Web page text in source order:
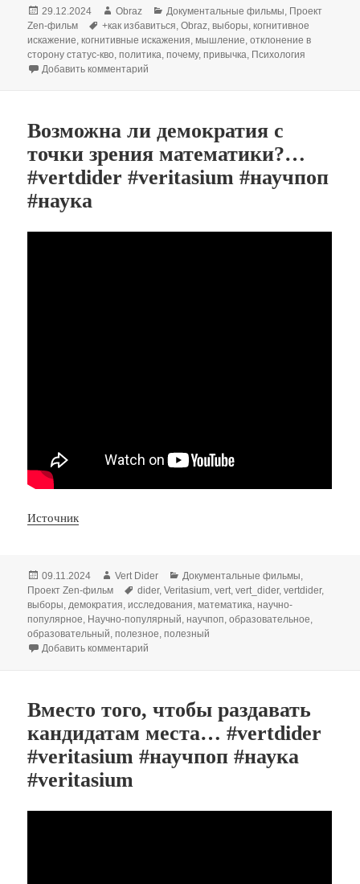
Опубликовано
29.12.2024 Автор
Obraz Рубрики
Документальные фильмы, Проект
Zen-фильм
Метки
+как избавиться,Obraz,выборы,когнитивное
искажение,когнитивные искажения,мышление,отклонение в
сторону статус-кво,политика,почему,привычка, Психология
Добавить комментарий
Возможна ли демократия с
точки зрения математики?…
#vertdider #veritasium #научпоп
#наука
Источник
Опубликовано
09.11.2024 Автор
Vert Dider Рубрики
Документальные фильмы,
Проект Zen-фильм
Метки
dider,Veritasium,vert,vert_dider,vertdider,
выборы,демократия,исследования,математика,научно-
популярное, Научно-популярный,научпоп,образовательное,
образовательный,полезное,полезный
Добавить комментарий
Вместо того, чтобы раздавать
кандидатам места… #vertdider
#veritasium #научпоп #наука
#veritasium